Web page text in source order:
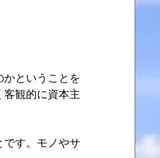
ということを
客観的に資本主
す。モノやサ